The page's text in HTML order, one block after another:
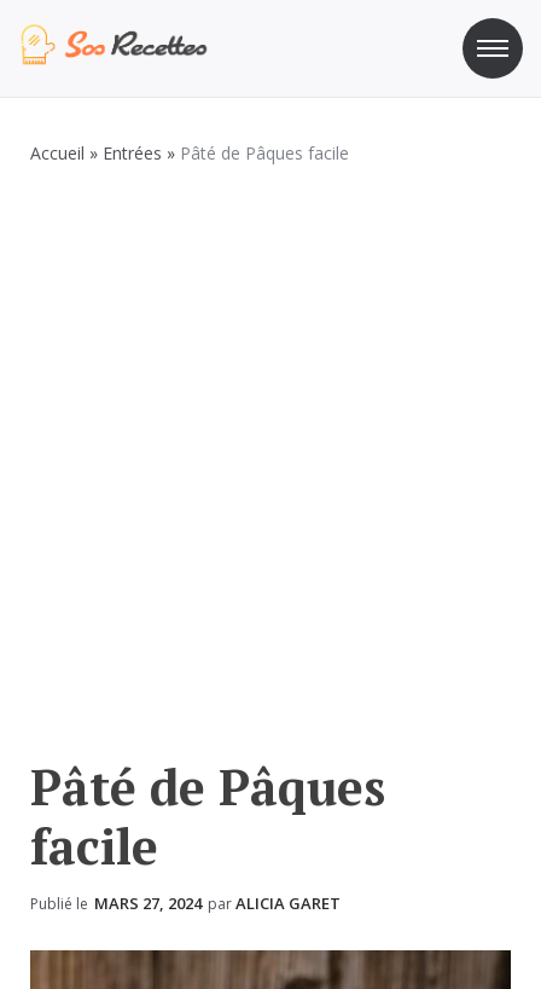
au
Accueil » Entrées » Pâté de Pâques facile
Pâté de Pâques
facile
Publié le MARS 27, 2024 parALICIA GARET